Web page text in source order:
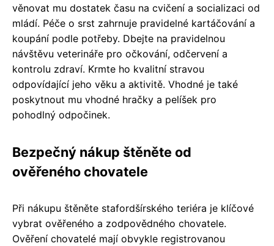
věnovat mu dostatek času na cvičení a socializaci od
mládí. Péče o srst zahrnuje pravidelné kartáčování a
koupání podle potřeby. Dbejte na pravidelnou
návštěvu veterináře pro očkování, odčervení a
kontrolu zdraví. Krmte ho kvalitní stravou
odpovídající jeho věku a aktivitě. Vhodné je také
poskytnout mu vhodné hračky a pelíšek pro
pohodlný odpočinek.
Bezpečný nákup štěněte od
ověřeného chovatele
Při nákupu štěněte stafordšírského teriéra je klíčové
vybrat ověřeného a zodpovědného chovatele.
Ověření chovatelé mají obvykle registrovanou